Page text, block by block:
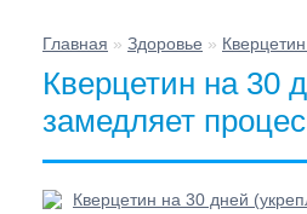
Главная » Здоровье »
Кверцетин на 30
замедляет